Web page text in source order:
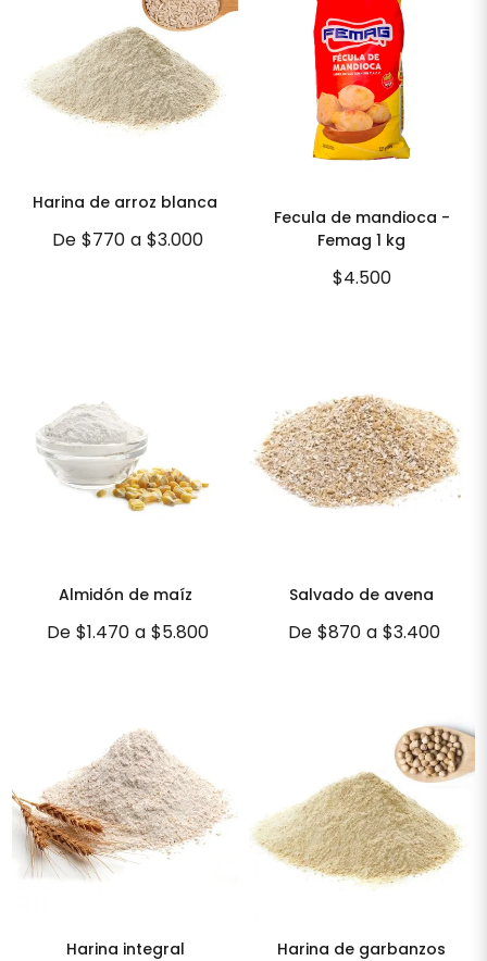
Harina de arroz blanca
De $770 a $3.000
Fecula de mandioca -
Femag 1 kg
$4.500
Almidón de maíz
De $1.470 a $5.800
Salvado de avena
De $870 a $3.400
Harina integral Harina de garbanzos